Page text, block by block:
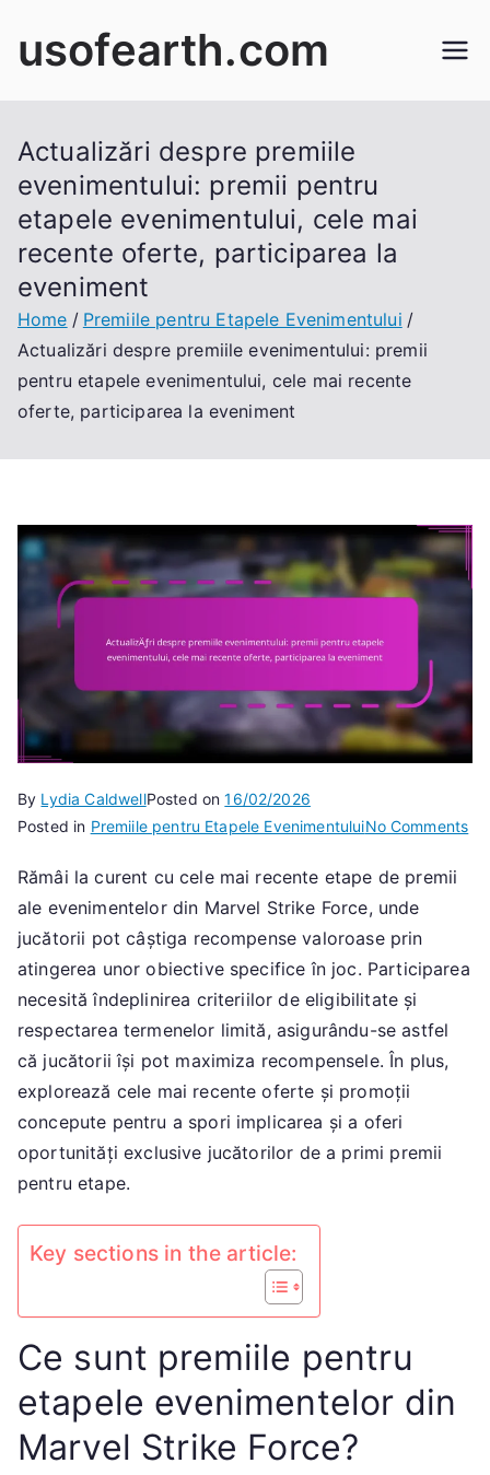
usofearth.com
Actualizări despre premiile
evenimentului: premii pentru
etapele evenimentului, cele mai
recente oferte, participarea la
eveniment
Home
Premiile pentru Etapele Evenimentului
Actualizări despre premiile evenimentului: premii
pentru etapele evenimentului, cele mai recente
oferte, participarea la eveniment
By Lydia CaldwellPosted on16/02/2026
Posted in Premiile pentru Etapele EvenimentuluiNo Commentson
Rămâi la curent cu cele mai recente etape de premii
ale evenimentelor din Marvel Strike Force, unde
jucătorii pot câștiga recompense valoroase prin
atingerea unor obiective specifice în joc. Participarea
necesită îndeplinirea criteriilor de eligibilitate și
respectarea termenelor limită, asigurându-se astfel
că jucătorii își pot maximiza recompensele. În plus,
explorează cele mai recente oferte și promoții
concepute pentru a spori implicarea și a oferi
oportunități exclusive jucătorilor de a primi premii
pentru etape.
Key sections in the article:
Ce sunt premiile pentru
etapele evenimentelor din
Marvel Strike Force?